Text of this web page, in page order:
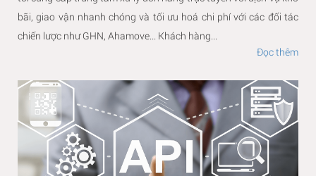
bãi, giao vận nhanh chóng và tối ưu hoá chi phí với các đối tác
chiến lược như GHN, Ahamove... Khách hàng...
Đọc thêm